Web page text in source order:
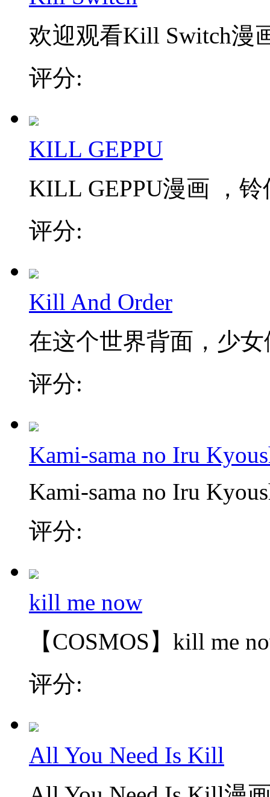
欢迎观看Kill Switch漫
评分:
KILL GEPPU
KILL GEPPU漫画 ，
评分:
Kill And Order
在这个世界背面，少
评分:
Kami-sama no Iru
Kami-sama no Iru
评分:
kill me now
【COSMOS】kill me
评分:
All You Need Is Kill